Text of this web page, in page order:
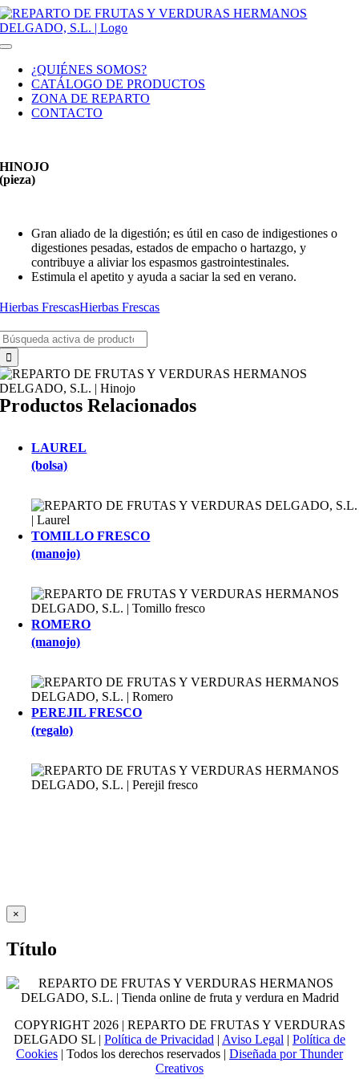
Saltar
al
contenido
Toggle
Navigation¿QUIÉNES SOMOS?
CATÁLOGO DE PRODUCTOS
ZONA DE REPARTO
CONTACTO
HINOJO
(pieza)
Gran aliado de la digestión; es útil en caso de indigestiones o
digestiones pesadas, estados de empacho o hartazgo, y
contribuye a aliviar los espasmos gastrointestinales.
Estimula el apetito y ayuda a saciar la sed en verano.
Hierbas FrescasHierbas Frescas
Productos Relacionados
LAUREL
(bolsa)
TOMILLO FRESCO
(manojo)
ROMERO
(manojo)
PEREJIL FRESCO
(regalo)
Close
product
view
×
Título
COPYRIGHT 2026 | REPARTO DE FRUTAS Y VERDURAS
DELGADO SL | Política de Privacidad | Aviso Legal | Política de
Cookies | Todos los derechos reservados | Diseñada por Thunder
Creativos